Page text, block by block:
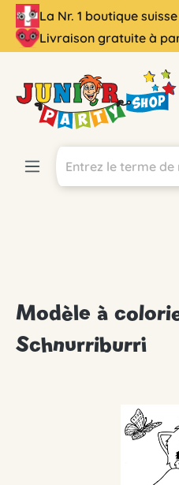
principal
La Nr. 1 boutique
Livraison gratuite à
Modèle à
Schnurriburri